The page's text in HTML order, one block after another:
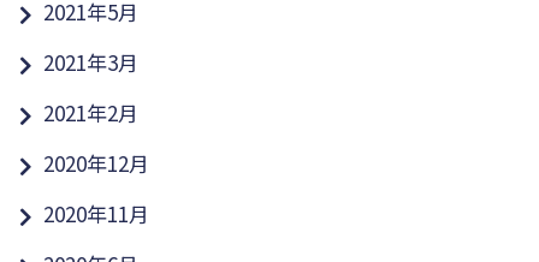
2021年5月
2021年3月
2021年2月
2020年12月
2020年11月